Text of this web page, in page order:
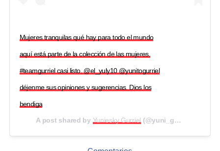
Mujeres tranquilas qué hay para todo el mundo
aquí está parte de la colección de las mujeres.
#teamgurriel casi listo. @el_yuly10 @yunitogurriel
déjenme sus opiniones y sugerencias. Dios los
bendiga
A post shared by Yuniesky Gurriel (@yuni_gurriel51) on